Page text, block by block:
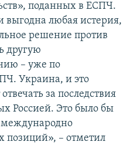
поданных в ЕСПЧ.
выгодна любая истерия,
решение против
другую
– уже по
Украина, и это
за последствия
Россией. Это было бы
международно
– отметил